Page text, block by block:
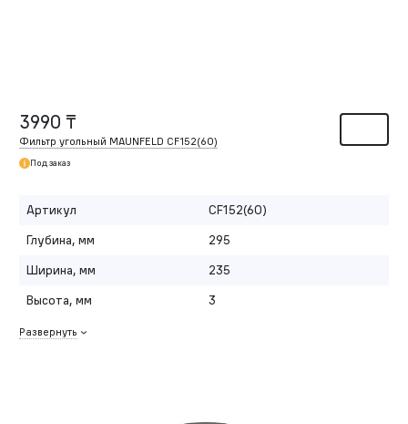
3990 ₸
Фильтр угольный MAUNFELD CF152(60)
Под заказ
Артикул
CF152(60)
Глубина, мм
295
Ширина, мм
235
Высота, мм
3
Развернуть